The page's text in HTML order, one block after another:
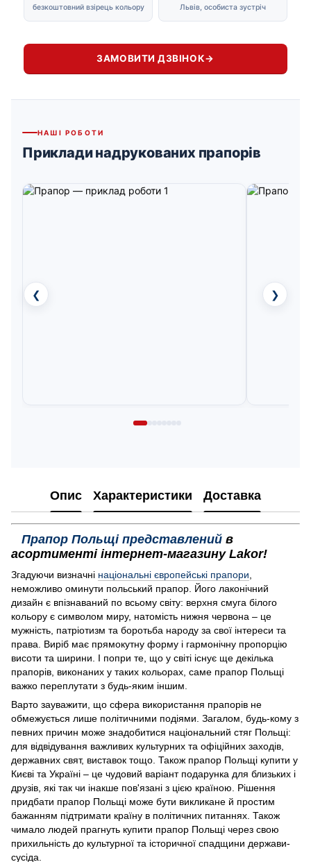
безкоштовний взірець кольору Львів, особиста зустріч
ЗАМОВИТИ ДЗВІНОК→
НАШІ РОБОТИ
Приклади надрукованих прапорів
❮ ❯
Опис Характеристики Доставка
Прапор Польщі представлений в
асортименті інтернет-магазину Lakor!
Згадуючи визначні національні європейські прапори
неможливо оминути польський прапор. Його лаконічний
дизайн є впізнаваний по всьому світу: верхня смуга білого
кольору є символом миру, натомість нижня червона – це
мужність, патріотизм та боротьба народу за свої інтереси та
права. Виріб має прямокутну форму і гармонічну пропорцію
висоти та ширини. І попри те, що у світі існує ще декілька
прапорів, виконаних у таких кольорах, саме прапор Польщі
важко переплутати з будь-яким іншим.
Варто зауважити, що сфера використання прапорів не
обмежується лише політичними подіями. Загалом, будь-кому з
певних причин може знадобитися національний стяг Польщі:
для відвідування важливих культурних та офіційних заходів,
державних свят, виставок тощо. Також прапор Польщі купити у
Києві та Україні – це чудовий варіант подарунка для близьких і
друзів, які так чи інакше пов'язані з цією країною. Рішення
придбати прапор Польщі може бути викликане й простим
бажанням підтримати країну в політичних питаннях. Також
чимало людей прагнуть купити прапор Польщі через свою
прихильність до культурної та історичної спадщини держави-
сусіда.